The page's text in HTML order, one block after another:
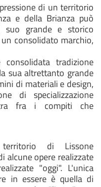
di un territorio
e della Brianza può
grande e storico
consolidato marchio,
tradizione
sua altrettanto grande
di materiali e design,
di specializzazione
fra i compiti che
di Lissone
alcune opere realizzate
"oggi". L'unica
in essere è quella di